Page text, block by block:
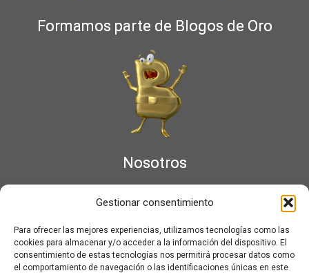
Gestionar consentimiento
Para ofrecer las mejores experiencias, utilizamos tecnologías como las
cookies para almacenar y/o acceder a la información del dispositivo. El
consentimiento de estas tecnologías nos permitirá procesar datos como
el comportamiento de navegación o las identificaciones únicas en este
Formamos parte de Blogos de Oro
Nosotros
Aviso legal
Más información sobre las cookies
Noticias al correo
Política de cookies